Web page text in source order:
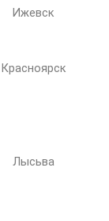
Ижевск
Красноярск
Лысьва